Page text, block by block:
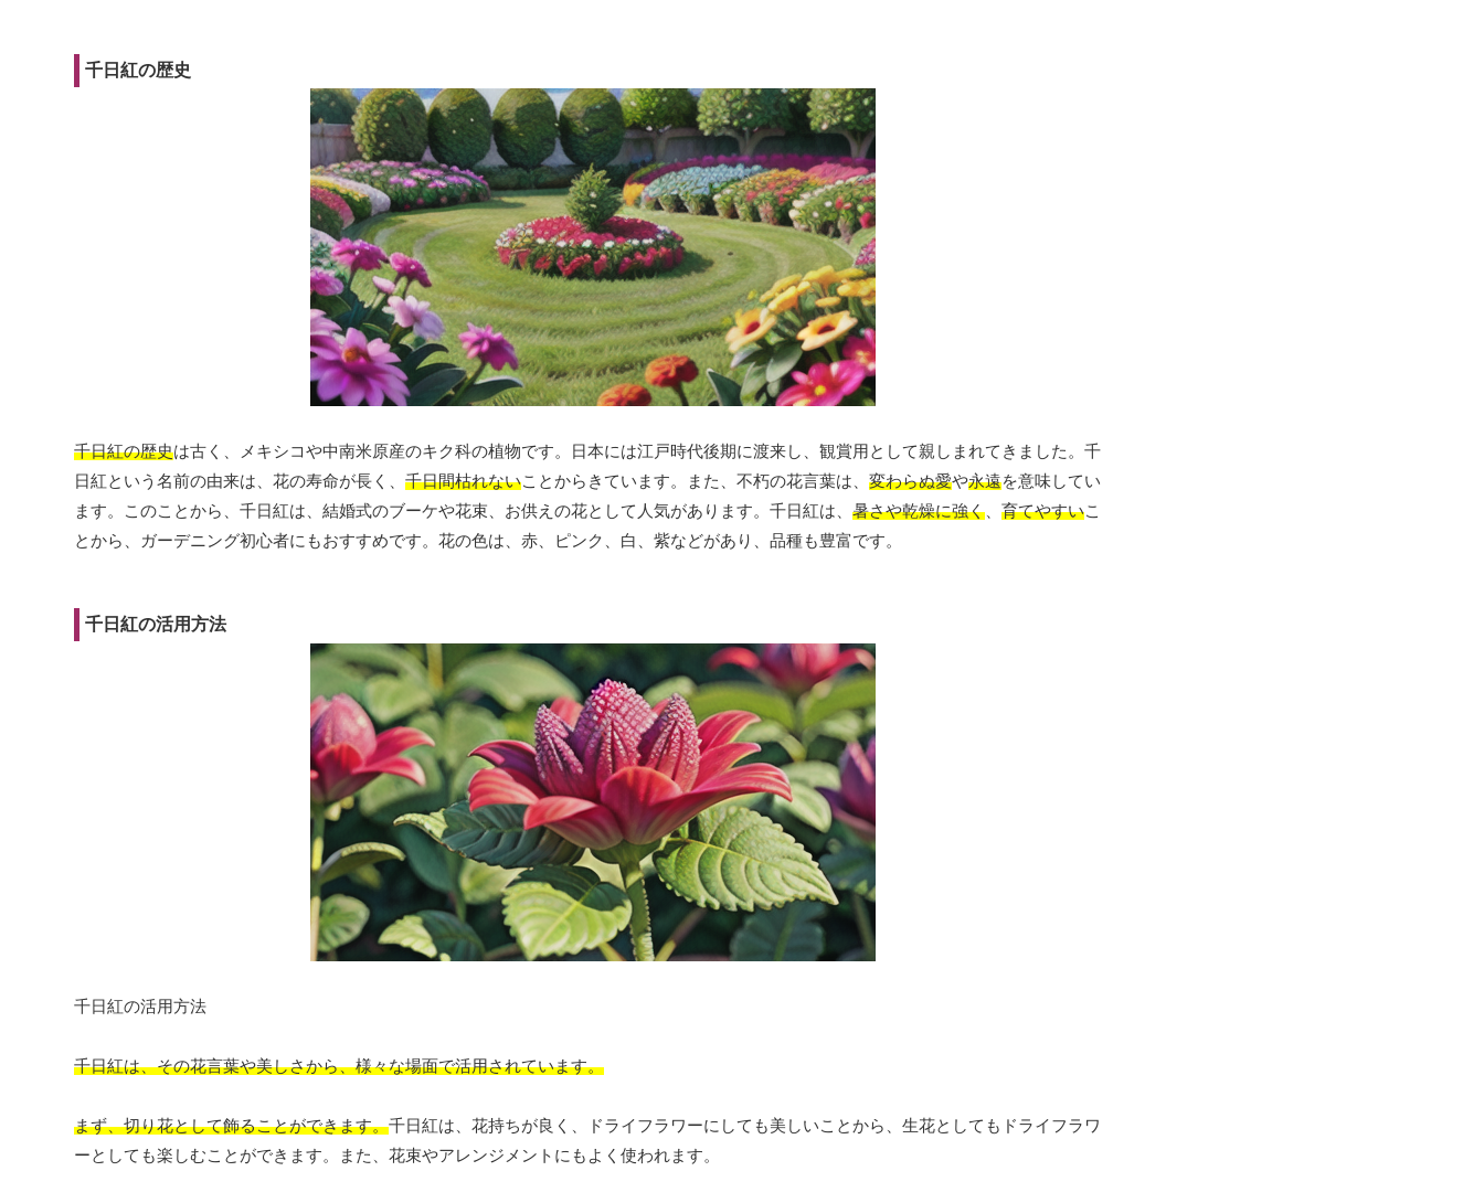
千日紅の歴史
千日紅の歴史は古く、メキシコや中南米原産のキク科の植物です。日本には江戸時代後期に渡来し、観賞用として親しまれてきました。千
日紅という名前の由来は、花の寿命が長く、 千日間枯れないことからきています。また、不朽の花言葉は、 変わらぬ愛や永遠を意味してい
ます。このことから、千日紅は、結婚式のブーケや花束、お供えの花として人気があります。千日紅は、 暑さや乾燥に強く 育てやすいこ
とから、ガーデニング初心者にもおすすめです。花の色は、赤、ピンク、白、紫などがあり、品種も豊富です。
千日紅の活用方法
千日紅の活用方法
千日紅は、その花言葉や美しさから、様々な場面で活用されています。
まず、切り花として飾ることができます。千日紅は、花持ちが良く、ドライフラワーにしても美しいことから、生花としてもドライフラワ
ーとしても楽しむことができます。また、花束やアレンジメントにもよく使われます。